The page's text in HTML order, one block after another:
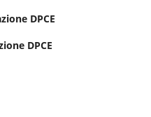
DPCE
DPCE